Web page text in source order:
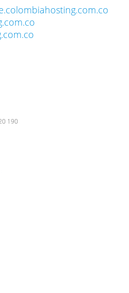
190